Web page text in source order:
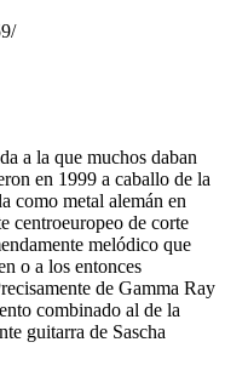
a la que muchos daban
en 1999 a caballo de la
como metal alemán en
centroeuropeo de corte
melódico que
o a los entonces
de Gamma Ray
combinado al de la
guitarra de Sascha